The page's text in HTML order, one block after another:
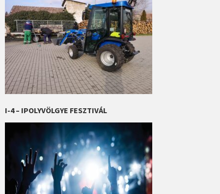
I-4 – IPOLYVÖLGYE FESZTIVÁL